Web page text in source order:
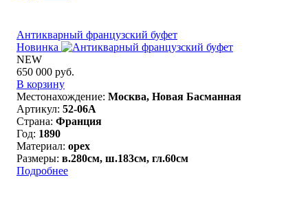
Антикварный французский буфет
Новинка
NEW
650 000 руб.
В корзину
Местонахождение: Москва, Новая Басманная
Артикул: 52-06A
Страна: Франция
Год: 1890
Материал: орех
Размеры: в.280см, ш.183см, гл.60см
Подробнее